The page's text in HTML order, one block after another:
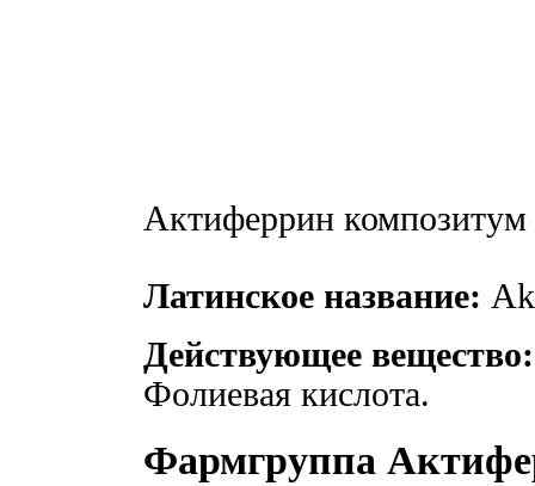
Актиферрин композитум
Латинское название:
Действующее вещество:
Фолиевая кислота.
Фармгруппа